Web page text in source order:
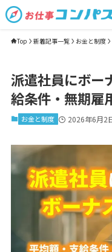
Top 新着記事一覧 お金と制度
派遣社員にボー
給条件・無期雇
お金と制度 2026年6月2